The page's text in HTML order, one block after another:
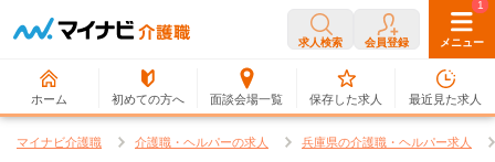
求人検索 会員登録 メニュー
ホーム 初めての方へ 面談会場一覧
0
保存した求人
1
最近見た求人
マイナビ介護職 介護職・ヘルパーの求人 兵庫県の介護職・ヘルパー求人